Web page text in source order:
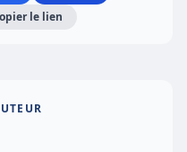
le lien